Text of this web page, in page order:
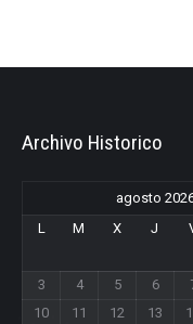
Archivo Historico
agosto
L
M X J
3
4 5 6
10
11 12 13